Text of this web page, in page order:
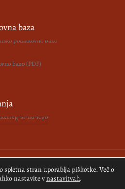
baza
bazo (PDF)
Vse pravice pridržane.Izdelava
Kreativne ideje
spletna stran uporablja piškotke. Več o
nastavite vnastavitvah.